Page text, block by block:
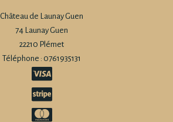
Château de Launay Guen
74 Launay Guen
22210 Plémet
Téléphone : 0761935131